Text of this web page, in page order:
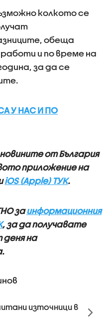
колкото се
обеща
и по време на
за да се
У НАС И ПО
от България
приложение на
iOS (Apple) ТУК.
заинформационния
, за да получавате
деня на
източници в